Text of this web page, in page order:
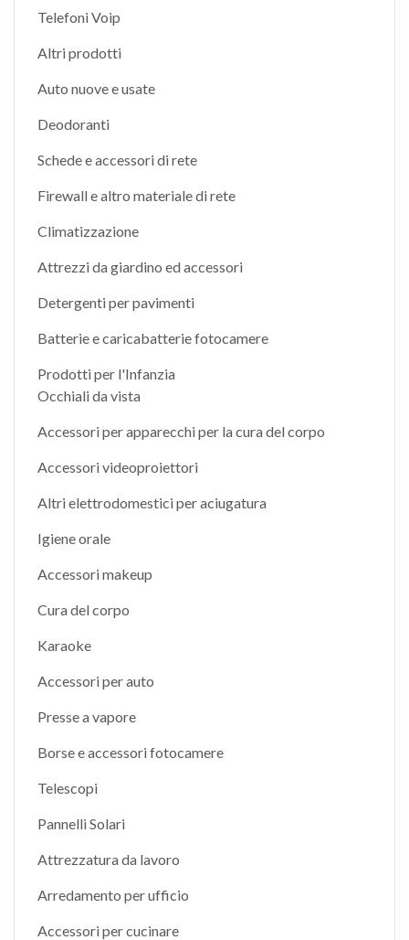
Telefoni Voip
Altri prodotti
Auto nuove e usate
Deodoranti
Schede e accessori di rete
Firewall e altro materiale di rete
Climatizzazione
Attrezzi da giardino ed accessori
Detergenti per pavimenti
Batterie e caricabatterie fotocamere
Prodotti per l'Infanzia
Occhiali da vista
Accessori per apparecchi per la cura del corpo
Accessori videoproiettori
Altri elettrodomestici per aciugatura
Igiene orale
Accessori makeup
Cura del corpo
Karaoke
Accessori per auto
Presse a vapore
Borse e accessori fotocamere
Telescopi
Pannelli Solari
Attrezzatura da lavoro
Arredamento per ufficio
Accessori per cucinare